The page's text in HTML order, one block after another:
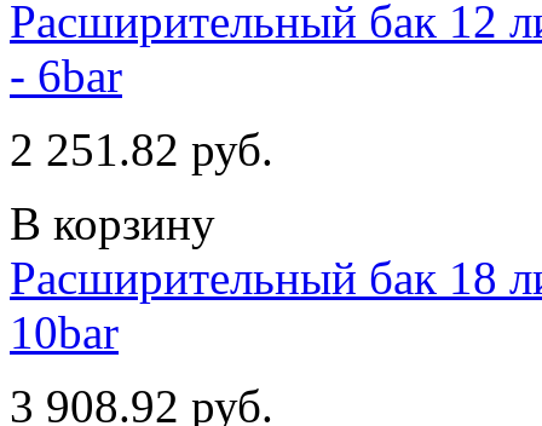
Расширительный бак 12
- 6bar
2 251.82 руб.
В корзину
Расширительный бак 18
10bar
3 908.92 руб.